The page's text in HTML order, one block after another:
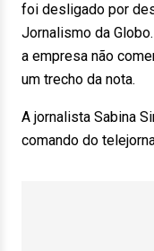
foi desligado por
Jornalismo da
a empresa não
um trecho da nota.
A jornalista Sabina
comando do